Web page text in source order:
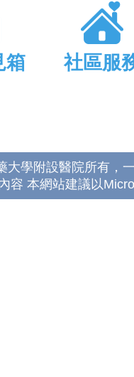
箱 社區服
學附設醫院所有，
容 本網站建議以